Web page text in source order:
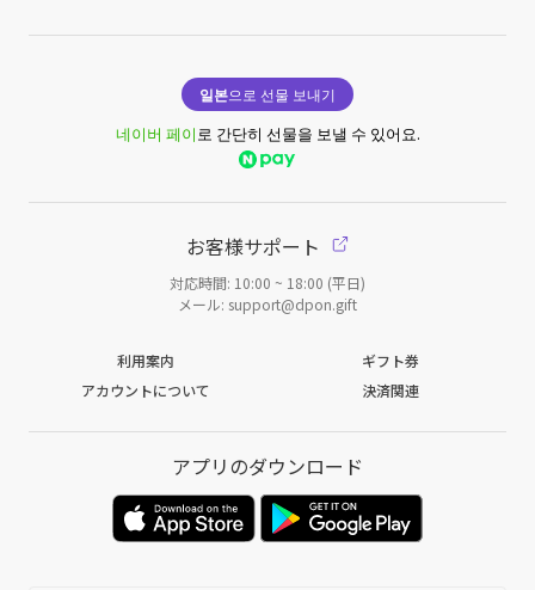
일본으로 선물 보내기
네이버 페이로 간단히 선물을 보낼 수 있어요.
お客様サポート
対応時間: 10:00 ~ 18:00 (平日)
メール: support@dpon.gift
利用案内
ギフト券
アカウントについて
決済関連
アプリのダウンロード